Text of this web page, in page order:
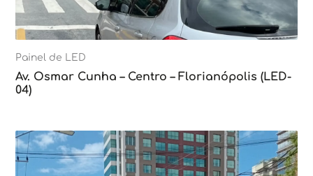
Painel de LED
Av. Osmar Cunha – Centro – Florianópolis (LED-
04)